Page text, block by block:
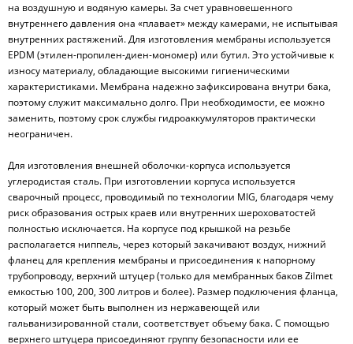
на воздушную и водяную камеры. За счет уравновешенного
внутреннего давления она «плавает» между камерами, не испытывая
внутренних растяжений. Для изготовления мембраны используется
EPDM (этилен-пропилен-диен-мономер) или бутил. Это устойчивые к
износу материалу, обладающие высокими гигиеническими
характеристиками. Мембрана надежно зафиксирована внутри бака,
поэтому служит максимально долго. При необходимости, ее можно
заменить, поэтому срок службы гидроаккумуляторов практически
неограничен.
Для изготовления внешней оболочки-корпуса используется
углеродистая сталь. При изготовлении корпуса используется
сварочный процесс, проводимый по технологии MIG, благодаря чему
риск образования острых краев или внутренних шероховатостей
полностью исключается. На корпусе под крышкой на резьбе
располагается ниппель, через который закачивают воздух, нижний
фланец для крепления мембраны и присоединения к напорному
трубопроводу, верхний штуцер (только для мембранных баков Zilmet
емкостью 100, 200, 300 литров и более). Размер подключения фланца,
который может быть выполнен из нержавеющей или
гальванизированной стали, соответствует объему бака. С помощью
верхнего штуцера присоединяют группу безопасности или ее